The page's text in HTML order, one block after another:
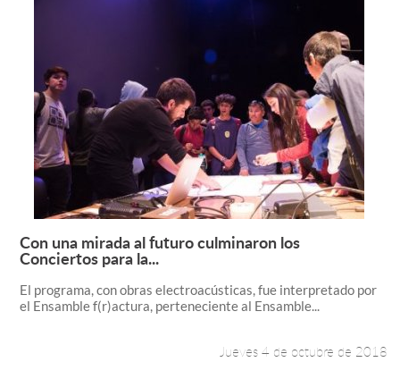
Leer más +
Con una mirada al futuro culminaron los
Conciertos para la...
El programa, con obras electroacústicas, fue interpretado por
el Ensamble f(r)actura, perteneciente al Ensamble...
Jueves 4 de octubre de 2018